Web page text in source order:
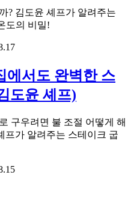
? 김도윤 셰프가 알려주는
도의 비밀!
에서도 완벽한 스
도윤 셰프)
구우려면 불 조절 어떻게 해
프가 알려주는 스테이크 굽